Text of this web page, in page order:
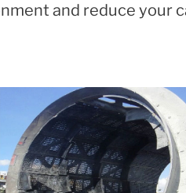
and reduce your